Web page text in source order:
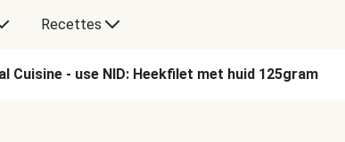
Recettes
Cuisine - use NID: Heekfilet met huid 125gram